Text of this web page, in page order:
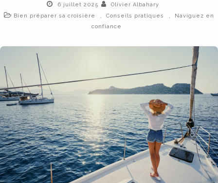
6 juillet 2025
Olivier Albahary
Bien préparer sa croisière
Conseils pratiques
Naviguez en
confiance